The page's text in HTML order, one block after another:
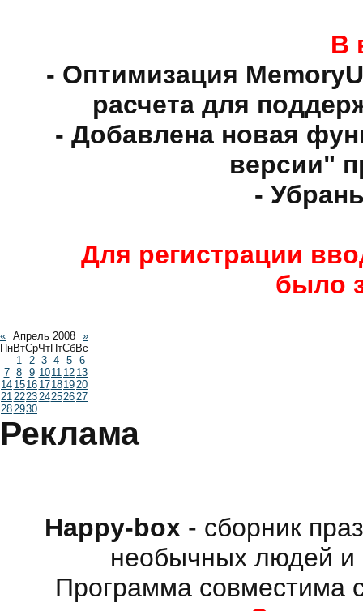
В
- Оптимизация
расчета для
- Добавлена новая
версии"
-
Для регистрации
было
« Апрель 2008 »
ПнВтСрЧтПтСбВс
1 2 3 4 5
6
7 8 9 1011 12 13
14 1516 17181920
21222324252627
282930
Реклама
Happy-box - сборник
необычных людей и
Программа совместима